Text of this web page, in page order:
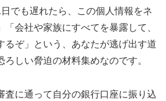
でも遅れたら、この個人情報をネ
「会社や家族にすべてを暴露して、
るぞ」という、あなたが逃げ出す道
ろしい脅迫の材料集めなのです。
査に通って自分の銀行口座に振り込